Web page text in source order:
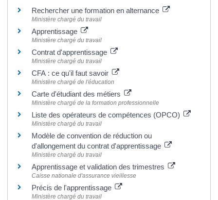
Rechercher une formation en alternance
Ministère chargé du travail
Apprentissage
Ministère chargé du travail
Contrat d'apprentissage
Ministère chargé du travail
CFA : ce qu'il faut savoir
Ministère chargé de l'éducation
Carte d'étudiant des métiers
Ministère chargé de la formation professionnelle
Liste des opérateurs de compétences (OPCO)
Ministère chargé du travail
Modèle de convention de réduction ou
d'allongement du contrat d'apprentissage
Ministère chargé du travail
Apprentissage et validation des trimestres
Caisse nationale d'assurance vieillesse
Précis de l'apprentissage
Ministère chargé du travail